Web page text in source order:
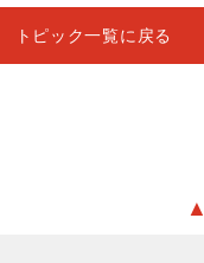
トピック一覧に戻る
▲